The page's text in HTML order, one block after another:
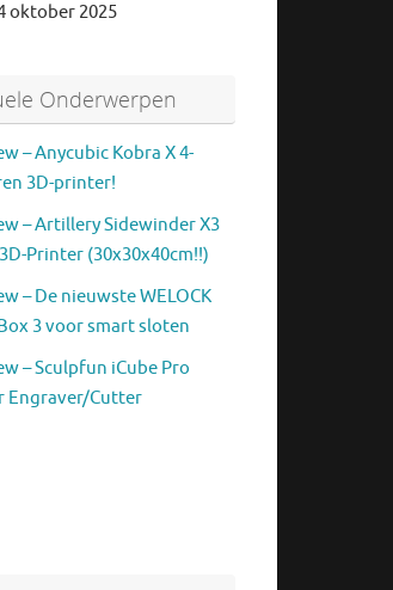
oktober 2025
Onderwerpen
– Anycubic Kobra X 4-
3D-printer!
– Artillery Sidewinder X3
Printer (30x30x40cm!!)
– De nieuwste WELOCK
3 voor smart sloten
– Sculpfun iCube Pro
Engraver/Cutter